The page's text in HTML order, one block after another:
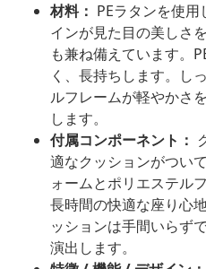
材料： PEラタンを使
インが見た目の美しさ
も兼ね備えています。
く、長持ちします。し
ルフレームが軽やかさ
します。
付属コンポーネント：
適なクッションがつい
ォームとポリエステル
長時間の快適な座り心
ッションは手間いらず
演出します。